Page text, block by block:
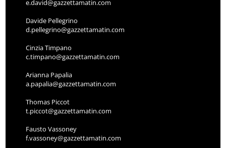
e.david@gazzettamatin.com
Davide Pellegrino
d.pellegrino@gazzettamatin.com
Cinzia Timpano
c.timpano@gazzettamatin.com
Arianna Papalia
a.papalia@gazzettamatin.com
Thomas Piccot
t.piccot@gazzettamatin.com
Fausto Vassoney
f.vassoney@gazzettamatin.com